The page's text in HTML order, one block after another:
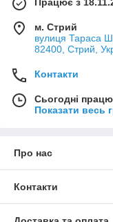
м. Стрий
вулиця Тараса
82400, Стрий,
Контакти
Сьогодні
Показати весь
Про нас
Контакти